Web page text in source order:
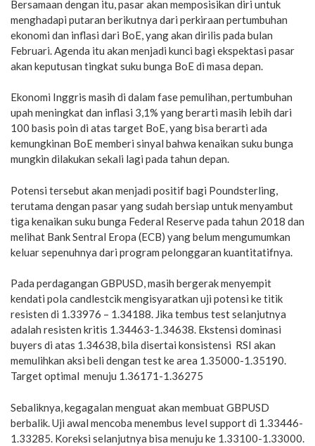
Bersamaan dengan itu, pasar akan memposisikan diri untuk
menghadapi putaran berikutnya dari perkiraan pertumbuhan
ekonomi dan inflasi dari BoE, yang akan dirilis pada bulan
Februari. Agenda itu akan menjadi kunci bagi ekspektasi pasar
akan keputusan tingkat suku bunga BoE di masa depan.
Ekonomi Inggris masih di dalam fase pemulihan, pertumbuhan
upah meningkat dan inflasi 3,1% yang berarti masih lebih dari
100 basis poin di atas target BoE, yang bisa berarti ada
kemungkinan BoE memberi sinyal bahwa kenaikan suku bunga
mungkin dilakukan sekali lagi pada tahun depan.
Potensi tersebut akan menjadi positif bagi Poundsterling,
terutama dengan pasar yang sudah bersiap untuk menyambut
tiga kenaikan suku bunga Federal Reserve pada tahun 2018 dan
melihat Bank Sentral Eropa (ECB) yang belum mengumumkan
keluar sepenuhnya dari program pelonggaran kuantitatifnya.
Pada perdagangan GBPUSD, masih bergerak menyempit
kendati pola candlestcik mengisyaratkan uji potensi ke titik
resisten di 1.33976 – 1.34188. Jika tembus test selanjutnya
adalah resisten kritis 1.34463-1.34638. Ekstensi dominasi
buyers di atas 1.34638, bila disertai konsistensi RSI akan
memulihkan aksi beli dengan test ke area 1.35000-1.35190.
Target optimal menuju 1.36171-1.36275
Sebaliknya, kegagalan menguat akan membuat GBPUSD
berbalik. Uji awal mencoba menembus level support di 1.33446-
1.33285. Koreksi selanjutnya bisa menuju ke 1.33100-1.33000.